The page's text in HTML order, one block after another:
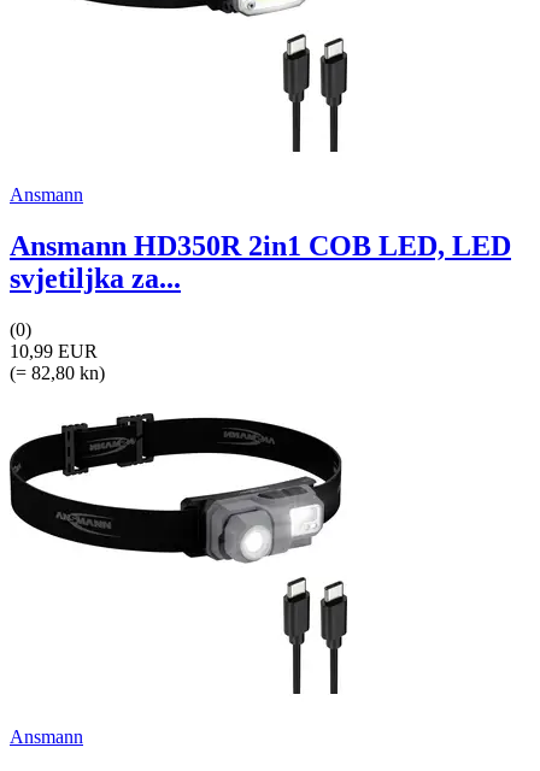
Ansmann
Ansmann HD350R 2in1 COB LED, LED
svjetiljka za...
(0)
10,99 EUR
(= 82,80 kn)
Ansmann